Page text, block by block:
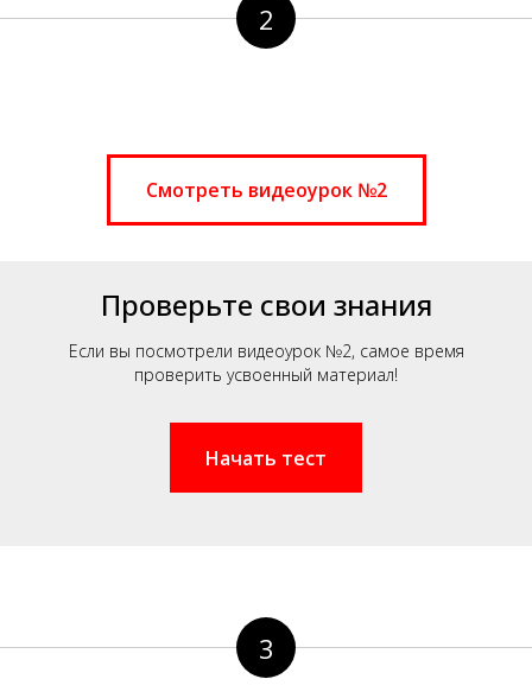
2
Смотреть видеоурок №2
Проверьте свои знания
Если вы посмотрели видеоурок №2, самое время
проверить усвоенный материал!
Начать тест
3